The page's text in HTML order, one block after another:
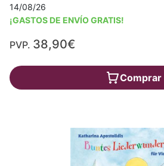
14/08/26
¡GASTOS DE ENVÍO GRATIS!
PVP. 38,90€
Comprar